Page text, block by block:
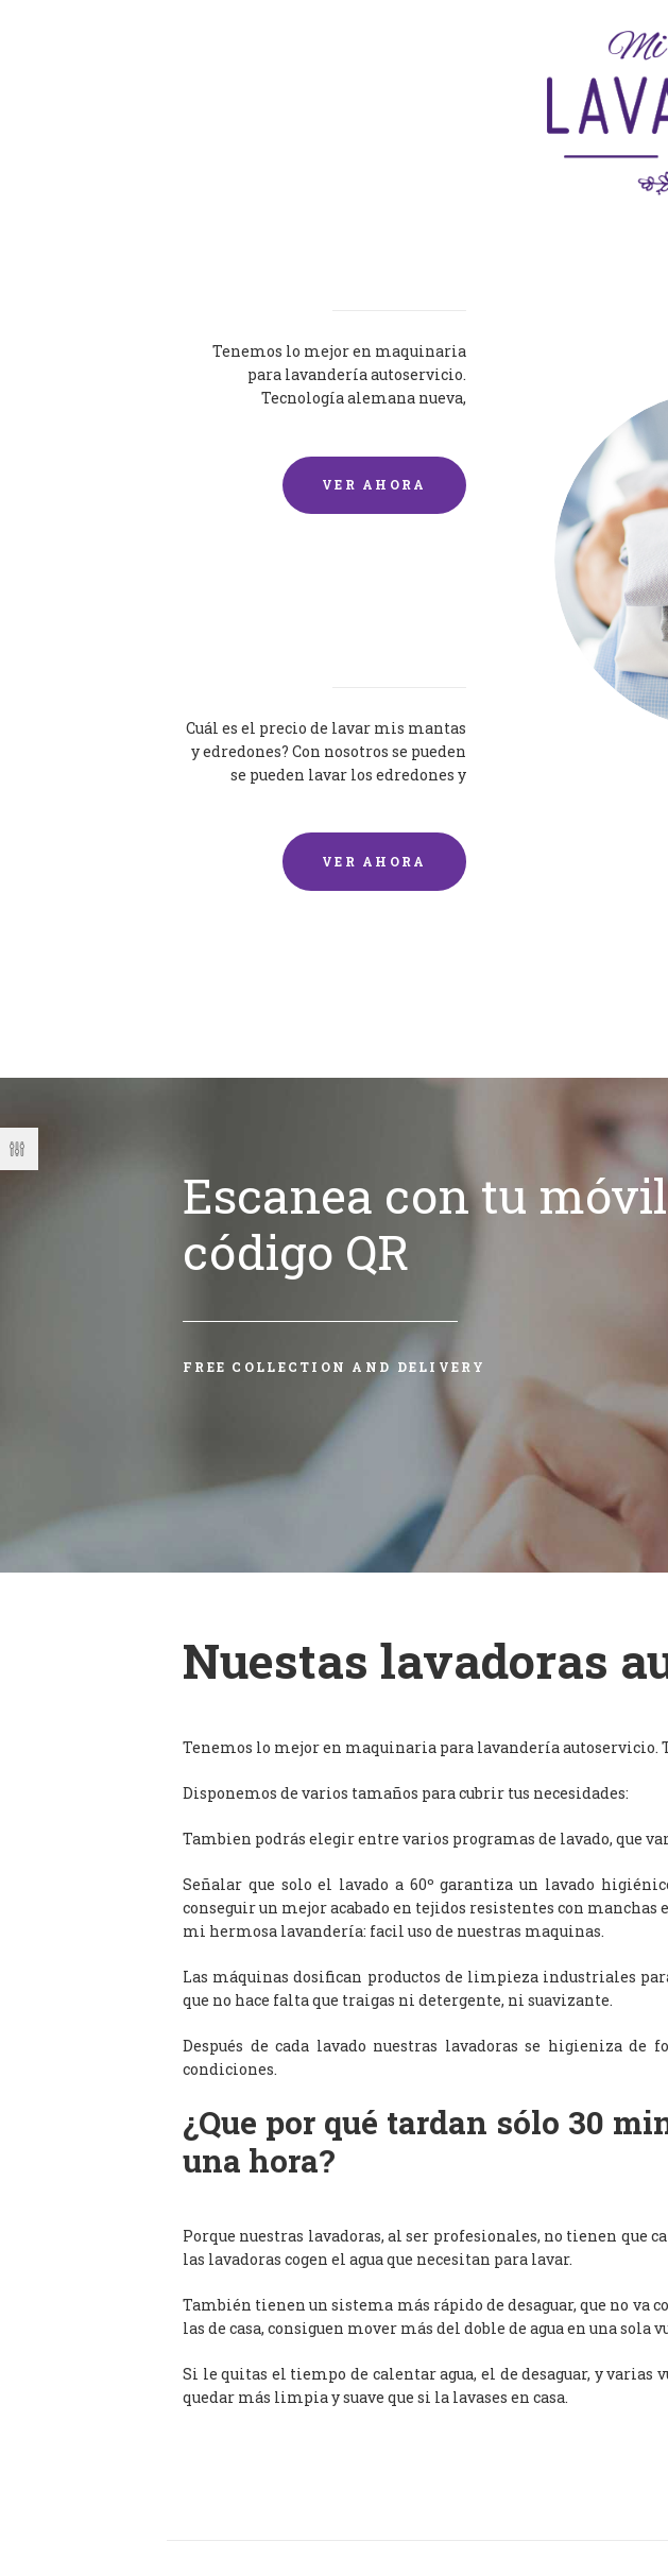
Tenemos lo mejor en maquinaria
para lavandería autoservicio.
Tecnología alemana nueva,
VER AHORA
Cuál es el precio de lavar mis mantas
y edredones? Con nosotros se pueden
se pueden lavar los edredones y
VER AHORA
Escanea con tu
código QR
FREE COLLECTION AND DELIVERY
Nuestas lavadoras
Tenemos lo mejor en maquinaria para lavandería autoservicio.
Disponemos de varios tamaños para cubrir tus necesidades:
Tambien podrás elegir entre varios programas de lavado, que
Señalar que solo el lavado a 60º garantiza un lavado
conseguir un mejor acabado en tejidos resistentes con
mi hermosa lavandería: facil uso de nuestras maquinas.
Las máquinas dosifican productos de limpieza industriales
que no hace falta que traigas ni detergente, ni suavizante.
Después de cada lavado nuestras lavadoras se higieniza
condiciones.
¿Que por qué tardan sólo 30
una hora?
Porque nuestras lavadoras, al ser profesionales, no tienen que
las lavadoras cogen el agua que necesitan para lavar.
También tienen un sistema más rápido de desaguar, que no va
las de casa, consiguen mover más del doble de agua en una
Si le quitas el tiempo de calentar agua, el de desaguar, y varias
quedar más limpia y suave que si la lavases en casa.